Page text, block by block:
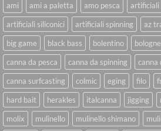
ami ami a paletta amo pesca artificiali
artificiali siliconici
artificiali spinning az
big game
black bass bolentino
canna da pesca
canna da spinning
canna
canna surfcasting
colmic eging filo
hard bait
herakles italcanna jigging
molix
mulinello mulinello shimano